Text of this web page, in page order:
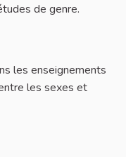
de genre.
les enseignements
les sexes et